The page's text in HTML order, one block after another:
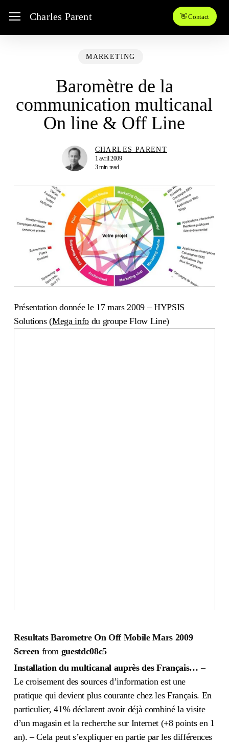
main
Menu Charles Parent 👋 Contact
MARKETING
Baromètre de la
communication multicanal
On line & Off Line
CHARLES PARENT
1 avril 2009
3 min read
Présentation donnée le 17 mars 2009 – HYPSIS
Solutions (Mega info du groupe Flow Line)
Resultats Barometre On Off Mobile Mars 2009
Screen from guestdc08c5
Installation du multicanal auprès des Français… –
Le croisement des sources d’information est une
pratique qui devient plus courante chez les Français. En
particulier, 41% déclarent avoir déjà combiné lavisite
d’un magasin et la recherche sur Internet (+8 points en 1
an). – Cela peut s’expliquer en partie par les différences